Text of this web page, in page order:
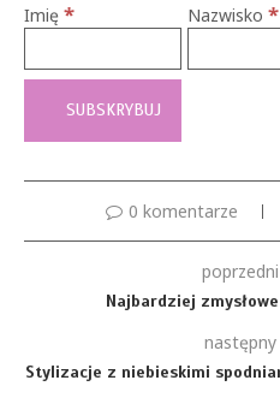
Imię * Nazwisko *
0 komentarze
Najbardziej
następny
Stylizacje z niebieskimi